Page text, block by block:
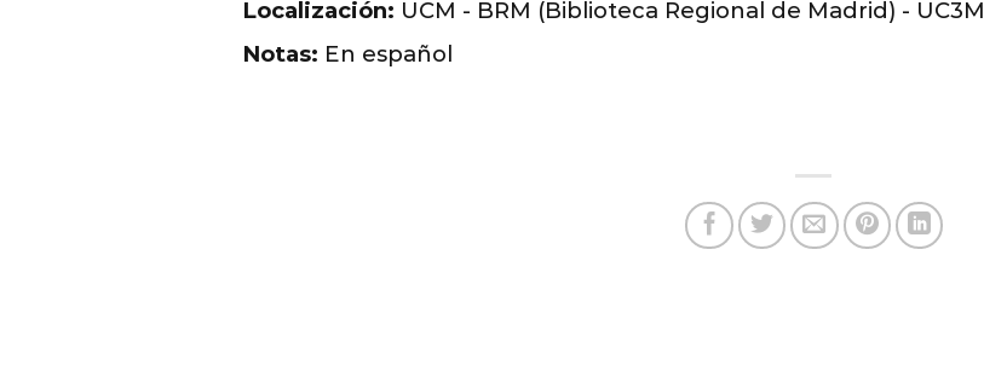
Localización: UCM - BRM (Biblioteca Regional de Madrid) - UC3M
Notas: En español